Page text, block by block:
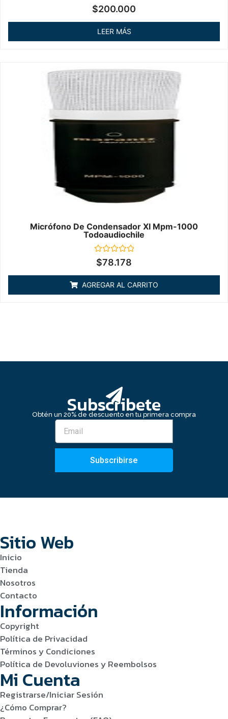
Valorado
en
$200.000
LEER MÁS
Micrófono De Condensador Xl Mpm-1000
Todoaudiochile
Valorado
en
5
$78.178
AGREGAR AL CARRITO
Subscribete
Obtén un 20% de descuento en tu primera compra
Subscribirse
Sitio Web
Inicio
Tienda
Nosotros
Contacto
Información
Copyright
Política de Privacidad
Términos y Condiciones
Política de Devoluviones y Reembolsos
Mi Cuenta
Registrarse/Iniciar Sesión
¿Cómo Comprar?